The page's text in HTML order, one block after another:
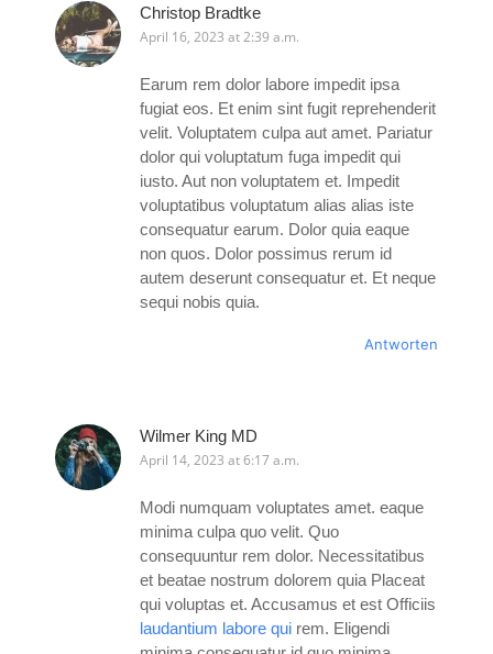
Christop Bradtke
April 16, 2023 at 2:39 a.m.
Earum rem dolor labore impedit ipsa
fugiat eos. Et enim sint fugit reprehenderit
velit. Voluptatem culpa aut amet. Pariatur
dolor qui voluptatum fuga impedit qui
iusto. Aut non voluptatem et. Impedit
voluptatibus voluptatum alias alias iste
consequatur earum. Dolor quia eaque
non quos. Dolor possimus rerum id
autem deserunt consequatur et. Et neque
sequi nobis quia.
Antworten
Wilmer King MD
April 14, 2023 at 6:17 a.m.
Modi numquam voluptates amet. eaque
minima culpa quo velit. Quo
consequuntur rem dolor. Necessitatibus
et beatae nostrum dolorem quia Placeat
qui voluptas et. Accusamus et est Officiis
laudantium labore qui rem. Eligendi